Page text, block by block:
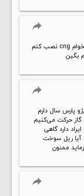
reply
سلام خسته نباشید نیسان مدل۱۴۰۳ دارم میخوام cng نصب کنم
بگین
reply
پارس سال دارم
گاز حرکت می‌کنیم
دارد گاهی
ریل سوخت
ممنون
reply